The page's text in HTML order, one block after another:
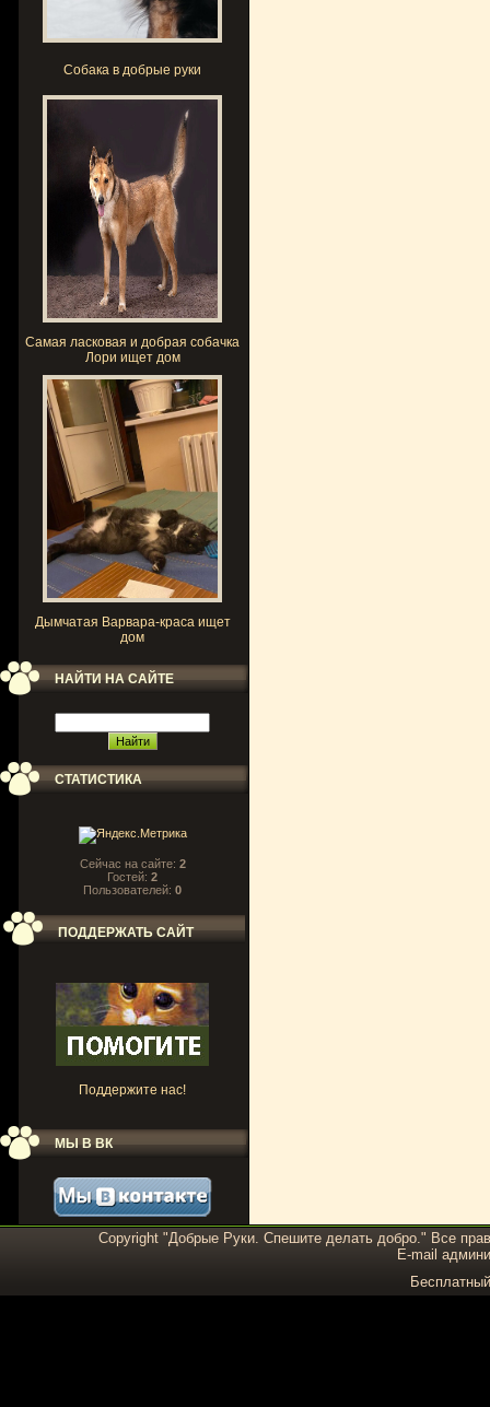
Собака в добрые руки
Самая ласковая и добрая собачка
Лори ищет дом
Дымчатая Варвара-краса ищет
дом
НАЙТИ НА САЙТЕ
СТАТИСТИКА
Сейчас на сайте: 2
Гостей: 2
Пользователей: 0
ПОДДЕРЖАТЬ САЙТ
Поддержите нас!
МЫ В ВК
Copyright "Добрые Руки. Спешите делать добро." Все
E-mail